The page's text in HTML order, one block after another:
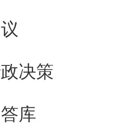
决策
库